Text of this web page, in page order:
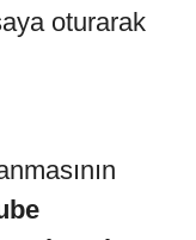
oturarak